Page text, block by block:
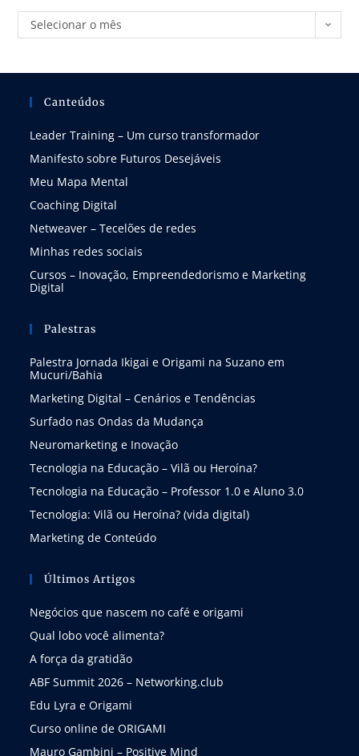
Selecionar o mês
Canteúdos
Leader Training – Um curso transformador
Manifesto sobre Futuros Desejáveis
Meu Mapa Mental
Coaching Digital
Netweaver – Tecelões de redes
Minhas redes sociais
Cursos – Inovação, Empreendedorismo e Marketing
Digital
Palestras
Palestra Jornada Ikigai e Origami na Suzano em
Mucuri/Bahia
Marketing Digital – Cenários e Tendências
Surfado nas Ondas da Mudança
Neuromarketing e Inovação
Tecnologia na Educação – Vilã ou Heroína?
Tecnologia na Educação – Professor 1.0 e Aluno 3.0
Tecnologia: Vilã ou Heroína? (vida digital)
Marketing de Conteúdo
Últimos Artigos
Negócios que nascem no café e origami
Qual lobo você alimenta?
A força da gratidão
ABF Summit 2026 – Networking.club
Edu Lyra e Origami
Curso online de ORIGAMI
Mauro Gambini – Positive Mind